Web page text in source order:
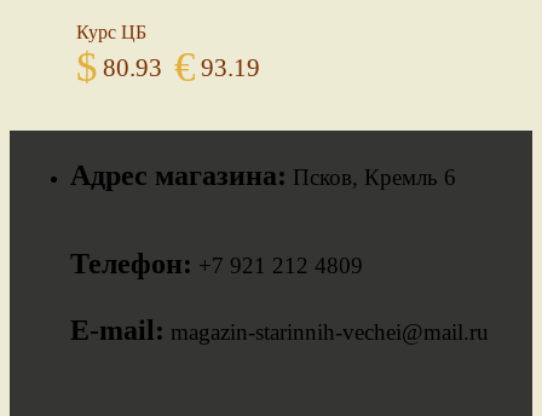
Курс ЦБ
$ 80.93 € 93.19
Адрес магазина: Псков, Кремль 6
Телефон: +7 921 212 4809
E-mail: magazin-starinnih-vechei@mail.ru